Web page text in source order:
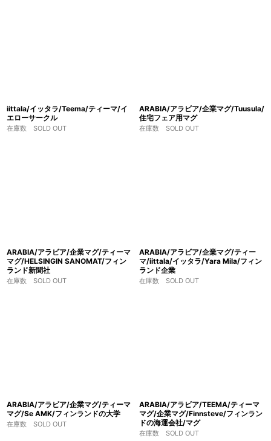
iittala/イッタラ/Teema/ティーマ/イ
エローサークル
在庫数 SOLD OUT
ARABIA/アラビア/企業マグ/Tuusula/
住宅フェア用マグ
在庫数 SOLD OUT
ARABIA/アラビア/企業マグ/ティーマ
マグ/HELSINGIN SANOMAT/フィン
ランド新聞社
在庫数 SOLD OUT
ARABIA/アラビア/企業マグ/ティー
マ/iittala/イッタラ/Yara Mila/フィン
ランド企業
在庫数 SOLD OUT
ARABIA/アラビア/企業マグ/ティーマ
マグ/Se AMK/フィンランドの大学
在庫数 SOLD OUT
ARABIA/アラビア/TEEMA/ティーマ
マグ/企業マグ/Finnsteve/フィンラン
ドの海運会社/マグ
在庫数 SOLD OUT